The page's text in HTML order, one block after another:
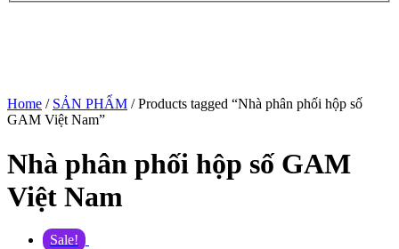
Home / SẢN PHẨM / Products tagged “Nhà phân phối hộp số
GAM Việt Nam”
Nhà phân phối hộp số GAM
Việt Nam
Sale!